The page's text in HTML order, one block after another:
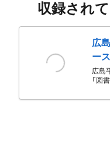
収録され
広
ース
広島
「図